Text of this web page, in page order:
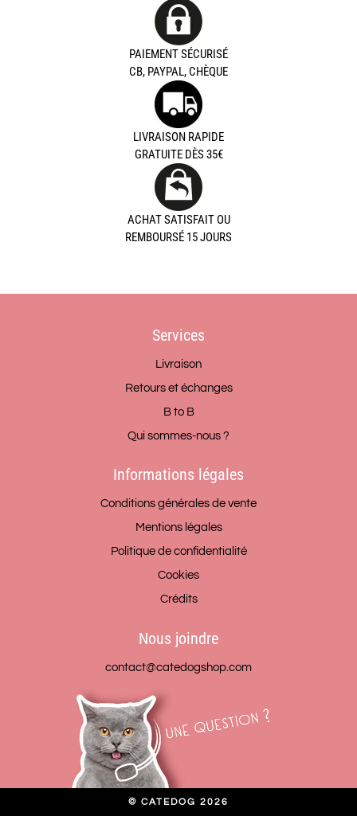
PAIEMENT SÉCURISÉ
CB, PAYPAL, CHÈQUE
LIVRAISON RAPIDE
GRATUITE DÈS 35€
ACHAT SATISFAIT OU
REMBOURSÉ 15 JOURS
Services
Livraison
Retours et échanges
B to B
Qui sommes-nous ?
Informations légales
Conditions générales de vente
Mentions légales
Politique de confidentialité
Cookies
Crédits
Nous joindre
contact@catedogshop.com
© CATEDOG 2026